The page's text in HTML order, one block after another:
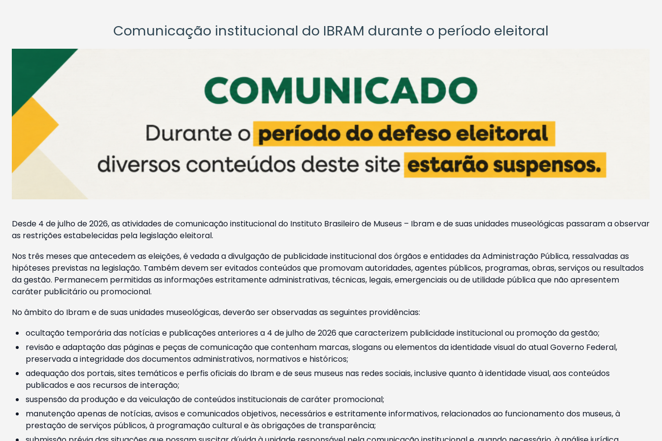
Comunicação institucional do IBRAM durante o período eleitoral
Desde 4 de julho de 2026, as atividades de comunicação institucional do Instituto Brasileiro de Museus – Ibram e de suas unidades museológicas passaram a observar
as restrições estabelecidas pela legislação eleitoral.
Nos três meses que antecedem as eleições, é vedada a divulgação de publicidade institucional dos órgãos e entidades da Administração Pública, ressalvadas as
hipóteses previstas na legislação. Também devem ser evitados conteúdos que promovam autoridades, agentes públicos, programas, obras, serviços ou resultados
da gestão. Permanecem permitidas as informações estritamente administrativas, técnicas, legais, emergenciais ou de utilidade pública que não apresentem
caráter publicitário ou promocional.
No âmbito do Ibram e de suas unidades museológicas, deverão ser observadas as seguintes providências:
ocultação temporária das notícias e publicações anteriores a 4 de julho de 2026 que caracterizem publicidade institucional ou promoção da gestão;
revisão e adaptação das páginas e peças de comunicação que contenham marcas, slogans ou elementos da identidade visual do atual Governo Federal,
preservada a integridade dos documentos administrativos, normativos e históricos;
adequação dos portais, sites temáticos e perfis oficiais do Ibram e de seus museus nas redes sociais, inclusive quanto à identidade visual, aos conteúdos
publicados e aos recursos de interação;
suspensão da produção e da veiculação de conteúdos institucionais de caráter promocional;
manutenção apenas de notícias, avisos e comunicados objetivos, necessários e estritamente informativos, relacionados ao funcionamento dos museus, à
prestação de serviços públicos, à programação cultural e às obrigações de transparência;